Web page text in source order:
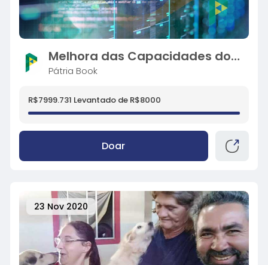
Melhora das Capacidades dos Servidores PátriaBook
Pátria Book
R$7999.731 Levantado de R$8000
Doar
23 Nov 2020